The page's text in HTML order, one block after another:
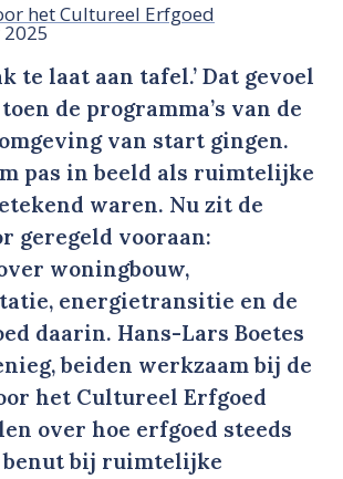
het Cultureel Erfgoed
te laat aan tafel.’ Dat gevoel
de programma’s van de
van start gingen.
pas in beeld als ruimtelijke
waren. Nu zit de
geregeld vooraan:
woningbouw,
energietransitie en de
daarin. Hans-Lars Boetes
beiden werkzaam bij de
het Cultureel Erfgoed
over hoe erfgoed steeds
bij ruimtelijke